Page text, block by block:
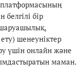
бір
шаруашылық,
шенеуніктер
үшін онлайн және
маман.